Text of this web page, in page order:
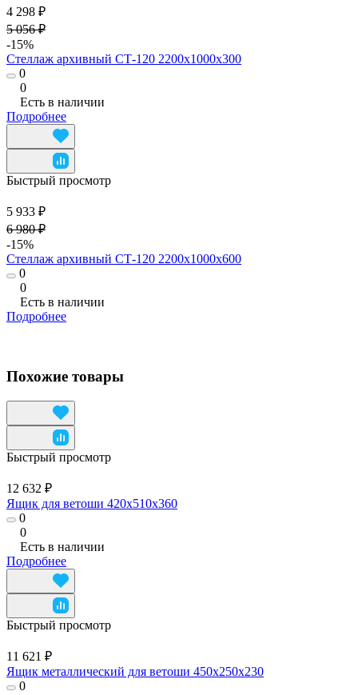
4 298 ₽
5 056 ₽
-15%
Стеллаж архивный СТ-120 2200х1000х300
0
0
Есть в наличии
Подробнее
Быстрый просмотр
5 933 ₽
6 980 ₽
-15%
Стеллаж архивный СТ-120 2200х1000х600
0
0
Есть в наличии
Подробнее
Похожие товары
Быстрый просмотр
12 632 ₽
Ящик для ветоши 420x510x360
0
0
Есть в наличии
Подробнее
Быстрый просмотр
11 621 ₽
Ящик металлический для ветоши 450х250х230
0